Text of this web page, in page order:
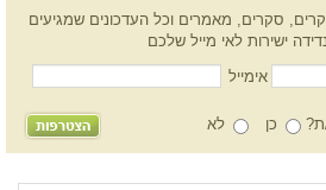
סקרים, מאמרים וכל העדכונים שמגיעים
ישירות לאי מייל שלכם
אימייל
כן לא